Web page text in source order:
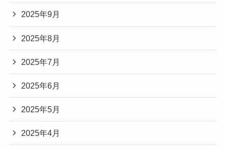
2025年9月
2025年8月
2025年7月
2025年6月
2025年5月
2025年4月